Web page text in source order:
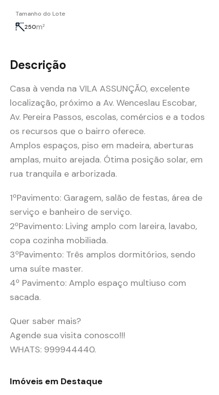
Tamanho do Lote
250m²
Descrição
Casa à venda na VILA ASSUNÇÃO, excelente
localização, próximo a Av. Wenceslau Escobar,
Av. Pereira Passos, escolas, comércios e a todos
os recursos que o bairro oferece.
Amplos espaços, piso em madeira, aberturas
amplas, muito arejada. Ótima posição solar, em
rua tranquila e arborizada.
1ºPavimento: Garagem, salão de festas, área de
serviço e banheiro de serviço.
2ºPavimento: Living amplo com lareira, lavabo,
copa cozinha mobiliada.
3ºPavimento: Três amplos dormitórios, sendo
uma suíte master.
4º Pavimento: Amplo espaço multiuso com
sacada.
Quer saber mais?
Agende sua visita conosco!!!
WHATS: 999944440.
Imóveis em Destaque